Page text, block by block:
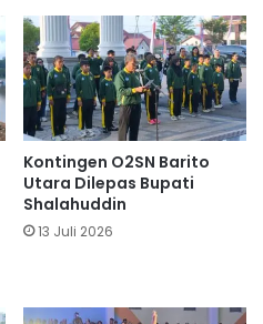
Kontingen O2SN Barito
Utara Dilepas Bupati
Shalahuddin
13 Juli 2026